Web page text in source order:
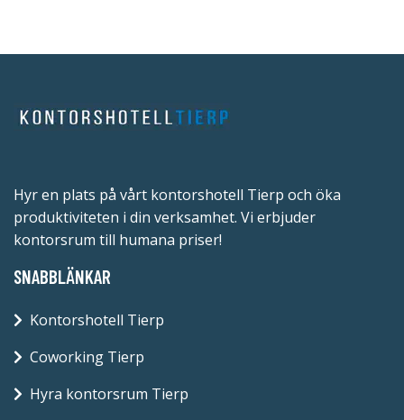
Hyr en plats på vårt kontorshotell Tierp och öka
produktiviteten i din verksamhet. Vi erbjuder
kontorsrum till humana priser!
SNABBLÄNKAR
Kontorshotell Tierp
Coworking Tierp
Hyra kontorsrum Tierp